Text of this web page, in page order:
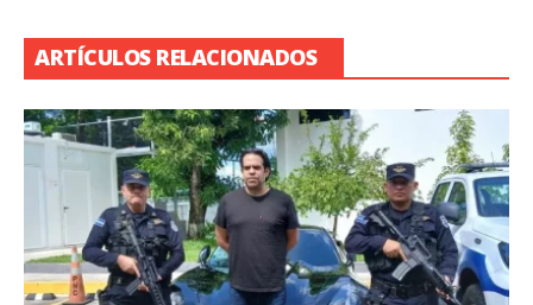
ARTÍCULOS RELACIONADOS